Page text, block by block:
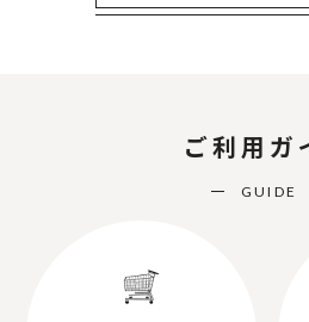
ご利用ガ
GUIDE